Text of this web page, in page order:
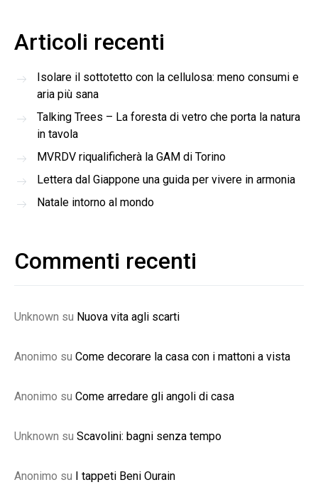
Articoli recenti
Isolare il sottotetto con la cellulosa: meno consumi e
aria più sana
Talking Trees – La foresta di vetro che porta la natura
in tavola
MVRDV riqualificherà la GAM di Torino
Lettera dal Giappone una guida per vivere in armonia
Natale intorno al mondo
Commenti recenti
Unknown su Nuova vita agli scarti
Anonimo su Come decorare la casa con i mattoni a vista
Anonimo su Come arredare gli angoli di casa
Unknown su Scavolini: bagni senza tempo
Anonimo su I tappeti Beni Ourain